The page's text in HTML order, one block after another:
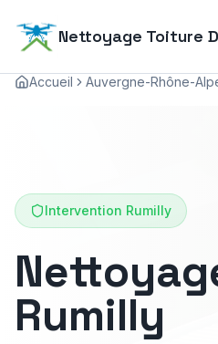
Nettoyage Toiture
Accueil Auvergne-Rhône-
Intervention Rumilly
Rumilly